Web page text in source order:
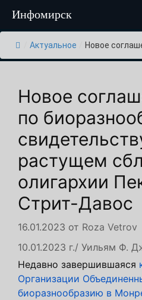
содержимому
Инфомирск
Актуальное Новое
Новое
по
растущем
олигархии
Стрит-Давос
16.01.2023 от Roza Vetrov
10.01.2023 г./ Уильям Ф.
Недавно завершившаяся
Организации
биоразнообразию в